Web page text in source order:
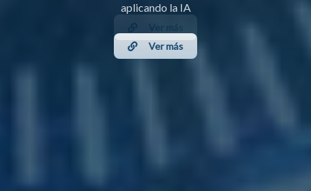
aplicando la IA
Ver más